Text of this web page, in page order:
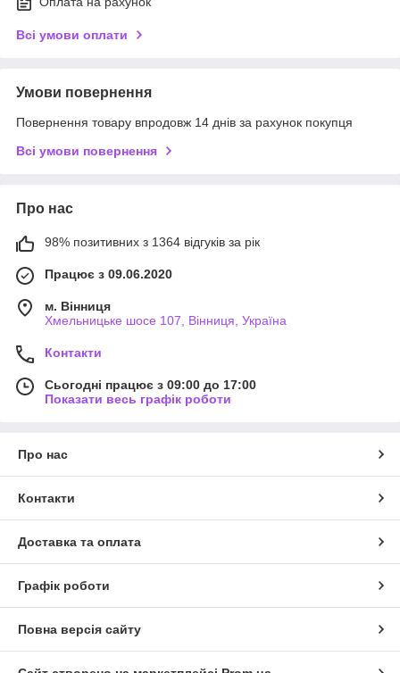
Всі умови оплати
Умови повернення
Повернення товару впродовж 14 днів за рахунок покупця
Всі умови повернення
Про нас
98% позитивних з 1364 відгуків за рік
Працює з 09.06.2020
м. Вінниця
Хмельницьке шосе 107, Вінниця, Україна
Контакти
Сьогодні працює з 09:00 до 17:00
Показати весь графік роботи
Про нас
Контакти
Доставка та оплата
Графік роботи
Повна версія сайту